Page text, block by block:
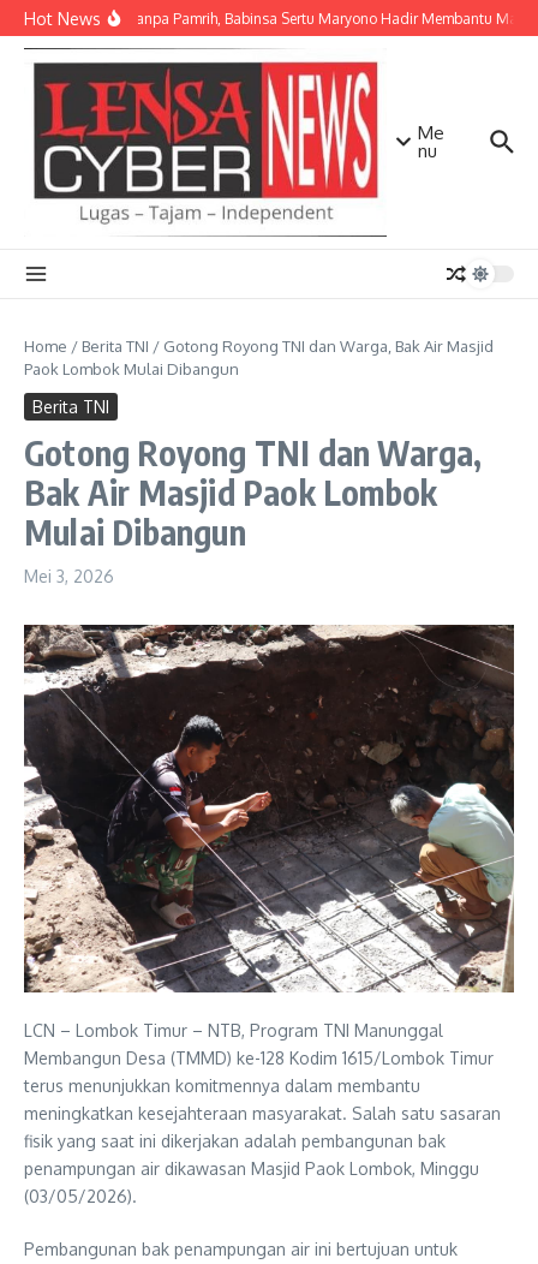
Lewati ke konten
Hot NewsIkhlas Tanpa Pamrih, Babinsa Sertu Maryono Hadir Membantu
Me
nu
Home / Berita TNI / Gotong Royong TNI dan Warga, Bak Air Masjid
Paok Lombok Mulai Dibangun
Berita TNI
Gotong Royong TNI dan Warga,
Bak Air Masjid Paok Lombok
Mulai Dibangun
Mei 3, 2026
LCN – Lombok Timur – NTB, Program TNI Manunggal
Membangun Desa (TMMD) ke-128 Kodim 1615/Lombok Timur
terus menunjukkan komitmennya dalam membantu
meningkatkan kesejahteraan masyarakat. Salah satu sasaran
fisik yang saat ini dikerjakan adalah pembangunan bak
penampungan air dikawasan Masjid Paok Lombok, Minggu
(03/05/2026).
Pembangunan bak penampungan air ini bertujuan untuk